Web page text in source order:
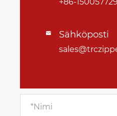
+86-
 Sähköposti